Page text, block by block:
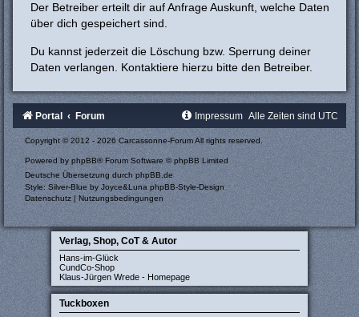
Der Betreiber erteilt dir auf Anfrage Auskunft, welche Daten
über dich gespeichert sind.
Du kannst jederzeit die Löschung bzw. Sperrung deiner
Daten verlangen. Kontaktiere hierzu bitte den Betreiber.
Portal Forum Alle Zeiten sind UTC
Impressum
Copyright © 2012 - 2026 Carcassonne-Forum All rights reserved.
Powered by phpBB® Forum Software © phpBB Limited
Deutsche Übersetzung durchphpBB.de
Style: Silver-Blue by Joyce&LunaphpBB-Style-Design
Datenschutz |Nutzungsbedingungen
Verlag, Shop, CoT & Autor
Hans-im-Glück
CundCo-Shop
Klaus-Jürgen Wrede - Homepage
Tuckboxen